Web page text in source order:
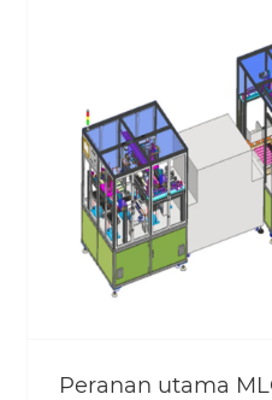
Peranan utama